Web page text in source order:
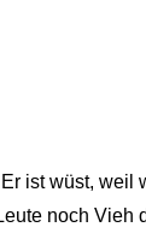
ist wüst,
noch Vieh